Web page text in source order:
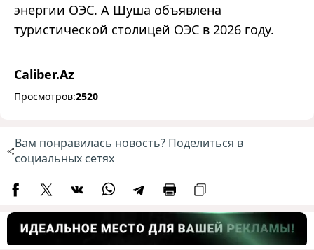
энергии ОЭС. А Шуша объявлена
туристической столицей ОЭС в 2026 году.
Caliber.Az
Просмотров:2520
Вам понравилась новость? Поделиться в
социальных сетях